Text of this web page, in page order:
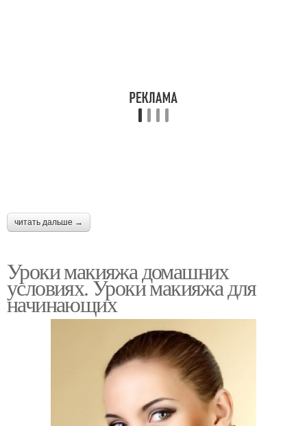
читать дальше →
Уроки макияжа домашних
условиях. Уроки макияжа для
начинающих